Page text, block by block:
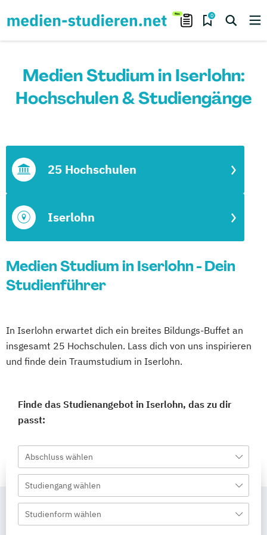
0
Medien Studium in Iserlohn:
Hochschulen & Studiengänge
Iserlohn
25 Hochschulen
Medien Studium in Iserlohn - Dein
Studienführer
In Iserlohn erwartet dich ein breites Bildungs-Buffet an
insgesamt 25 Hochschulen. Lass dich von uns inspirieren
und finde dein Traumstudium in Iserlohn.
Finde das Studienangebot in Iserlohn, das zu dir
passt:
Abschluss wählen
Studiengang wählen
Studienform wählen